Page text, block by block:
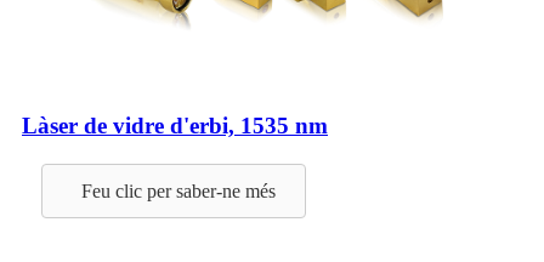
Làser de vidre d'erbi, 1535 nm
Feu clic per saber-ne més